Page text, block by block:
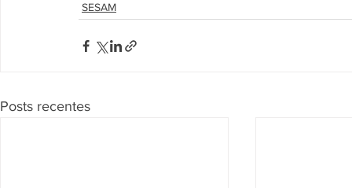
SESAM
Posts recentes